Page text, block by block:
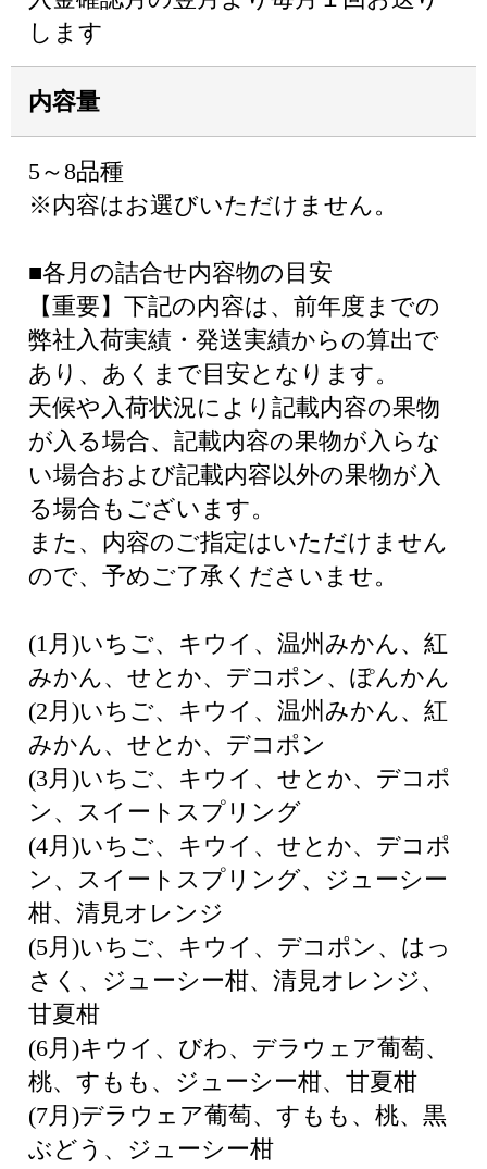
します
内容量
5～8品種
※内容はお選びいただけません。
■各月の詰合せ内容物の目安
【重要】下記の内容は、前年度までの
弊社入荷実績・発送実績からの算出で
あり、あくまで目安となります。
天候や入荷状況により記載内容の果物
が入る場合、記載内容の果物が入らな
い場合および記載内容以外の果物が入
る場合もございます。
また、内容のご指定はいただけません
ので、予めご了承くださいませ。
(1月)いちご、キウイ、温州みかん、紅
みかん、せとか、デコポン、ぽんかん
(2月)いちご、キウイ、温州みかん、紅
みかん、せとか、デコポン
(3月)いちご、キウイ、せとか、デコポ
ン、スイートスプリング
(4月)いちご、キウイ、せとか、デコポ
ン、スイートスプリング、ジューシー
柑、清見オレンジ
(5月)いちご、キウイ、デコポン、はっ
さく、ジューシー柑、清見オレンジ、
甘夏柑
(6月)キウイ、びわ、デラウェア葡萄、
桃、すもも、ジューシー柑、甘夏柑
(7月)デラウェア葡萄、すもも、桃、黒
ぶどう、ジューシー柑